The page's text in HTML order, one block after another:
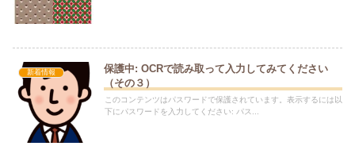
新着情報
保護中: OCRで読み取って入力してみてください
（その３）
このコンテンツはパスワードで保護されています。表示するには以
下にパスワードを入力してください: パス...